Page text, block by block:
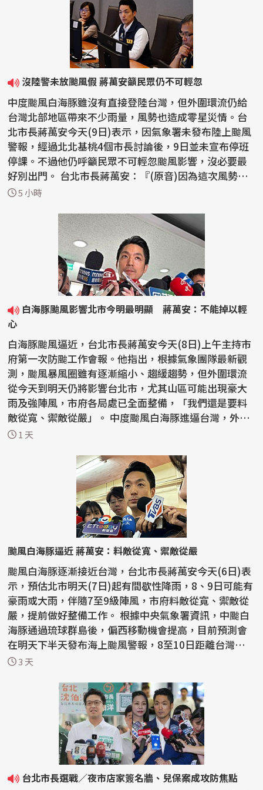
沒陸警未放颱風假 蔣萬安籲民眾仍不可輕忽
中度颱風白海豚雖沒有直接登陸台灣，但外圍環流仍給
台灣北部地區帶來不少雨量，風勢也造成零星災情。台
北市長蔣萬安今天(9日)表示，因氣象署未發布陸上颱風
警報，經過北北基桃4個市長討論後，9日並未宣布停班
停課。不過他仍呼籲民眾不可輕忽颱風影響，沒必要最
好別出門。 台北市長蔣萬安：『(原音)因為這次風勢比
較大...
5 小時
心
白海豚颱風逼近，台北市長蔣萬安今天(8日)上午主持市
府第一次防颱工作會報。他指出，根據氣象團隊最新觀
測，颱風暴風圈雖有逐漸縮小、趨緩趨勢，但外圍環流
從今天到明天仍將影響台北市，尤其山區可能出現豪大
雨及強陣風，市府各局處已全面整備，「我們還是要料
敵從寬、禦敵從嚴」。 中度颱風白海豚進逼台灣，外界
關注...
1 天
颱風白海豚逼近 蔣萬安：料敵從寬、禦敵從嚴
颱風白海豚逐漸接近台灣，台北市長蔣萬安今天(6日)表
示，預估北市明天(7日)起有間歇性降雨，8、9日可能有
豪雨或大雨，伴隨7至9級陣風，市府料敵從寬、禦敵從
嚴，提前做好整備工作。 根據中央氣象署資訊，中颱白
海豚通過琉球群島後，偏西移動機會提高，目前預測會
在明天下半天發布海上颱風警報，8至10日距離台灣最
近，...
3 天
台北市長選戰／夜市店家簽名牆、兒保案成攻防焦點